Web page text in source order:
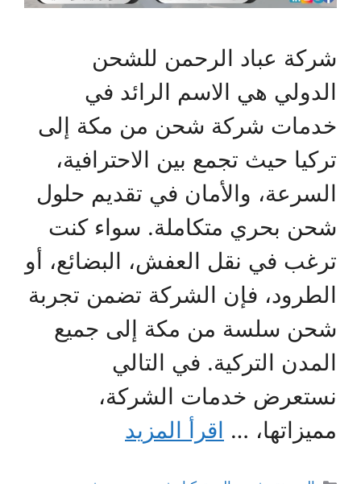
شركة عباد الرحمن للشحن
الدولي هي الاسم الرائد في
خدمات شركة شحن من مكة إلى
تركيا حيث تجمع بين الاحترافية،
السرعة، والأمان في تقديم حلول
شحن بحري متكاملة. سواء كنت
ترغب في نقل العفش، البضائع، أو
الطرود، فإن الشركة تضمن تجربة
شحن سلسة من مكة إلى جميع
المدن التركية. في التالي
نستعرض خدمات الشركة،
مميزاتها، … اقرأ المزيد